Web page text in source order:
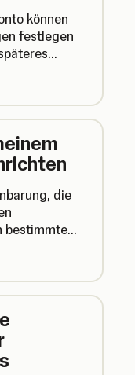
können
festlegen
mehr.
die
bestimmten
mit
einrichten.